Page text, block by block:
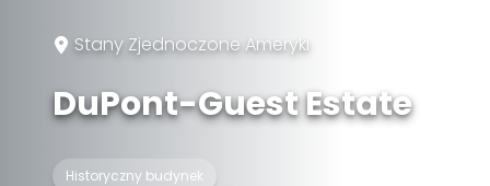
Stany Zjednoczone Ameryki
DuPont-Guest Estate
Historyczny budynek